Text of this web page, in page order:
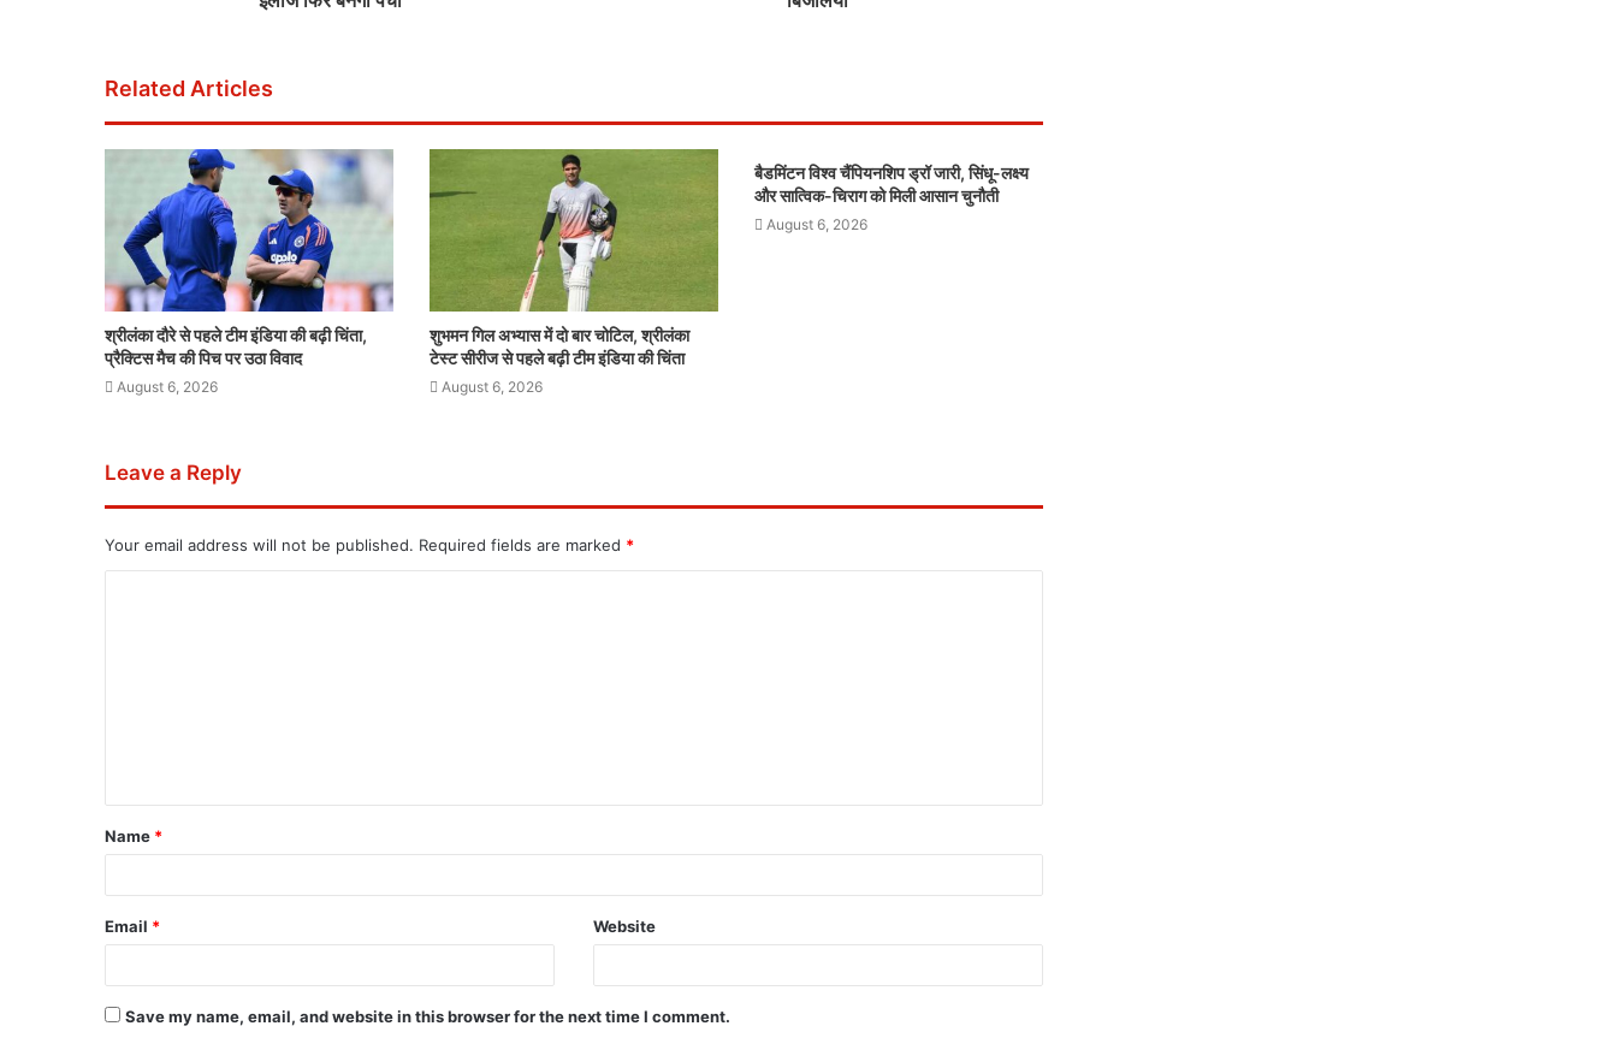
Related Articles
श्रीलंका दौरे से पहले टीम इंडिया की बढ़ी चिंता,
प्रैक्टिस मैच की पिच पर उठा विवाद
August 6, 2026
शुभमन गिल अभ्यास में दो बार चोटिल, श्रीलंका
टेस्ट सीरीज से पहले बढ़ी टीम इंडिया की चिंता
August 6, 2026
बैडमिंटन विश्व चैंपियनशिप ड्रॉ जारी, सिंधू-लक्ष्य
और सात्विक-चिराग को मिली आसान चुनौती
August 6, 2026
Leave a Reply
Your email address will not be published. Required fields are marked *
Name *
Email * Website
Save my name, email, and website in this browser for the next time I comment.